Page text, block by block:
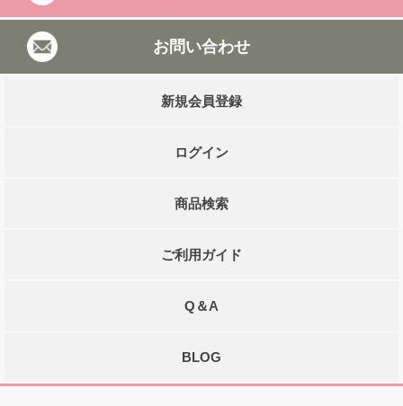
お問い合わせ
新規会員登録
ログイン
商品検索
ご利用ガイド
Q＆A
BLOG